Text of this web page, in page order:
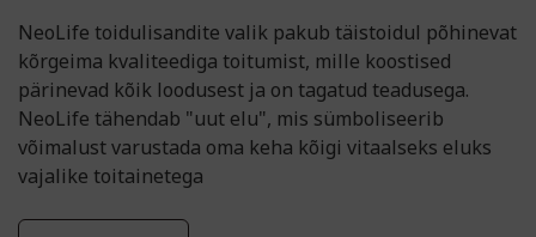
NeoLife toidulisandite valik pakub täistoidul põhinevat
kõrgeima kvaliteediga toitumist, mille koostised
pärinevad kõik loodusest ja on tagatud teadusega.
NeoLife tähendab "uut elu", mis sümboliseerib
võimalust varustada oma keha kõigi vitaalseks eluks
vajalike toitainetega